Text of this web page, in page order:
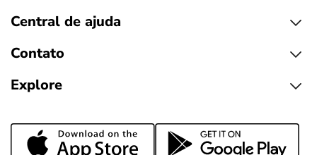
Central de ajuda
Contato
Explore